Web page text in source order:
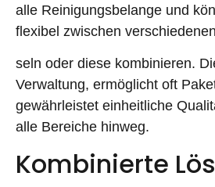
alle Reinigungsbelange und
flexibel zwischen
seln oder diese kombinieren.
Verwaltung, ermöglicht oft
gewährleistet einheitliche
alle Bereiche hinweg.
Kombinierte